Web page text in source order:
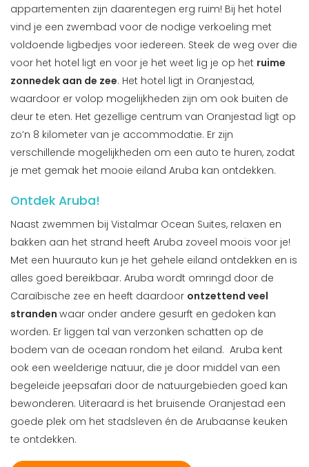
appartementen zijn daarentegen erg ruim! Bij het hotel
vind je een zwembad voor de nodige verkoeling met
voldoende ligbedjes voor iedereen. Steek de weg over die
voor het hotel ligt en voor je het weet lig je op het ruime
zonnedek aan de zee. Het hotel ligt in Oranjestad,
waardoor er volop mogelijkheden zijn om ook buiten de
deur te eten. Het gezellige centrum van Oranjestad ligt op
zo’n 8 kilometer van je accommodatie. Er zijn
verschillende mogelijkheden om een auto te huren, zodat
je met gemak het mooie eiland Aruba kan ontdekken.
Ontdek Aruba!
Naast zwemmen bij Vistalmar Ocean Suites, relaxen en
bakken aan het strand heeft Aruba zoveel moois voor je!
Met een huurauto kun je het gehele eiland ontdekken en is
alles goed bereikbaar. Aruba wordt omringd door de
Caraïbische zee en heeft daardoor ontzettend veel
stranden waar onder andere gesurft en gedoken kan
worden. Er liggen tal van verzonken schatten op de
bodem van de oceaan rondom het eiland. Aruba kent
ook een weelderige natuur, die je door middel van een
begeleide jeepsafari door de natuurgebieden goed kan
bewonderen. Uiteraard is het bruisende Oranjestad een
goede plek om het stadsleven én de Arubaanse keuken
te ontdekken.